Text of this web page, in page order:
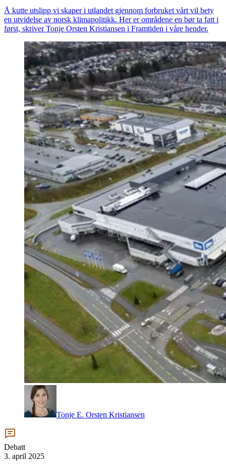
Å kutte utslipp vi skaper i utlandet gjennom forbruket vårt vil bety
en utvidelse av norsk klimapolitikk. Her er områdene en bør ta fatt i
først, skriver Tonje Orsten Kristiansen i Framtiden i våre hender.
Tonje E. Orsten Kristiansen
Debatt
3. april 2025